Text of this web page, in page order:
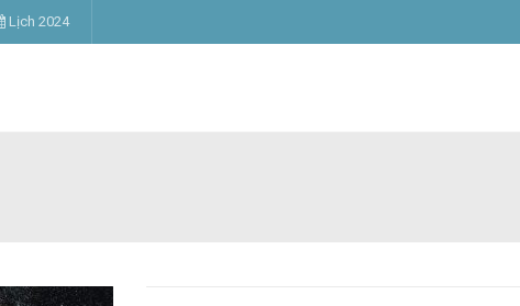
Lịch 2024